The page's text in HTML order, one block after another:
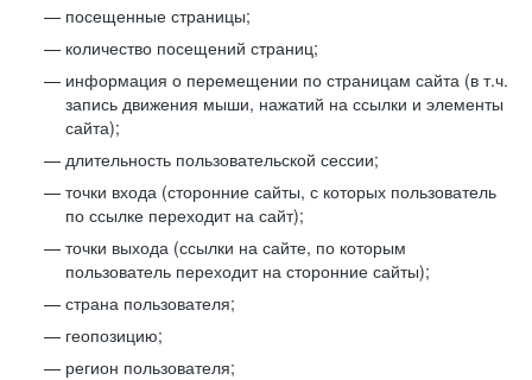
посещенные страницы;
количество посещений страниц;
информация о перемещении по страницам сайта (в т.ч.
запись движения мыши, нажатий на ссылки и элементы
сайта);
длительность пользовательской сессии;
точки входа (сторонние сайты, с которых пользователь
по ссылке переходит на сайт);
точки выхода (ссылки на сайте, по которым
пользователь переходит на сторонние сайты);
страна пользователя;
геопозицию;
регион пользователя;